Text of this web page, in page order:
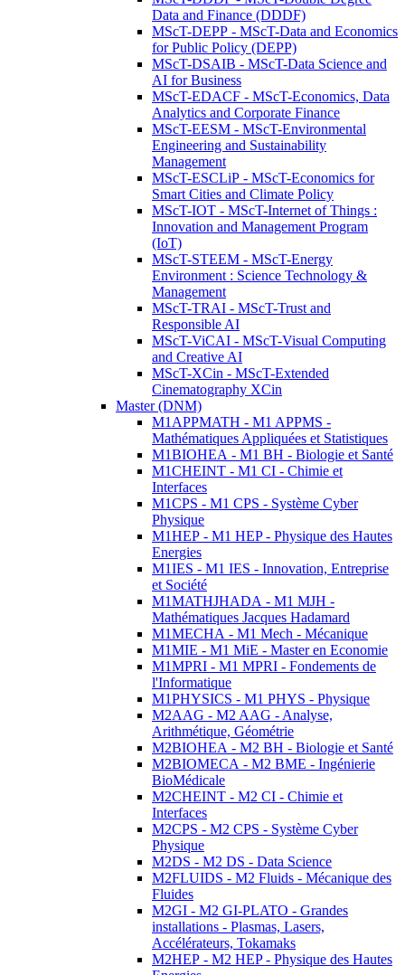
Data and Finance (DDDF)
MScT-DEPP - MScT-Data and Economics
for Public Policy (DEPP)
MScT-DSAIB - MScT-Data Science and
AI for Business
MScT-EDACF - MScT-Economics, Data
Analytics and Corporate Finance
MScT-EESM - MScT-Environmental
Engineering and Sustainability
Management
MScT-ESCLiP - MScT-Economics for
Smart Cities and Climate Policy
MScT-IOT - MScT-Internet of Things :
Innovation and Management Program
(IoT)
MScT-STEEM - MScT-Energy
Environment : Science Technology &
Management
MScT-TRAI - MScT-Trust and
Responsible AI
MScT-ViCAI - MScT-Visual Computing
and Creative AI
MScT-XCin - MScT-Extended
Cinematography XCin
Master (DNM)
M1APPMATH - M1 APPMS -
Mathématiques Appliquées et Statistiques
M1BIOHEA - M1 BH - Biologie et Santé
M1CHEINT - M1 CI - Chimie et
Interfaces
M1CPS - M1 CPS - Système Cyber
Physique
M1HEP - M1 HEP - Physique des Hautes
Energies
M1IES - M1 IES - Innovation, Entreprise
et Société
M1MATHJHADA - M1 MJH -
Mathématiques Jacques Hadamard
M1MECHA - M1 Mech - Mécanique
M1MIE - M1 MiE - Master en Economie
M1MPRI - M1 MPRI - Fondements de
l'Informatique
M1PHYSICS - M1 PHYS - Physique
M2AAG - M2 AAG - Analyse,
Arithmétique, Géométrie
M2BIOHEA - M2 BH - Biologie et Santé
M2BIOMECA - M2 BME - Ingénierie
BioMédicale
M2CHEINT - M2 CI - Chimie et
Interfaces
M2CPS - M2 CPS - Système Cyber
Physique
M2DS - M2 DS - Data Science
M2FLUIDS - M2 Fluids - Mécanique des
Fluides
M2GI - M2 GI-PLATO - Grandes
installations - Plasmas, Lasers,
Accélérateurs, Tokamaks
M2HEP - M2 HEP - Physique des Hautes